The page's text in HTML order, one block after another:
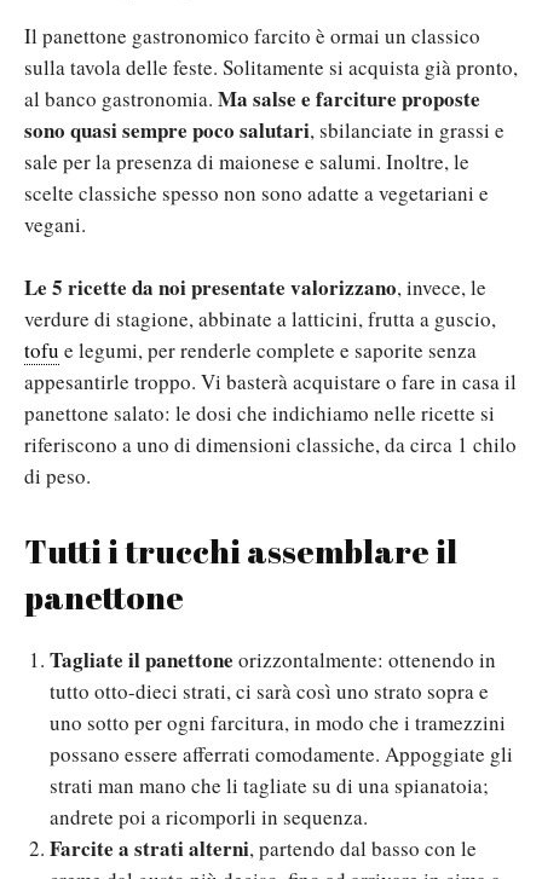
Il panettone gastronomico farcito è ormai un classico
sulla tavola delle feste. Solitamente si acquista già pronto,
al banco gastronomia. Ma salse e farciture proposte
sono quasi sempre poco salutari, sbilanciate in grassi e
sale per la presenza di maionese e salumi. Inoltre, le
scelte classiche spesso non sono adatte a vegetariani e
vegani.
Le 5 ricette da noi presentate valorizzano, invece, le
verdure di stagione, abbinate a latticini, frutta a guscio,
tofu e legumi, per renderle complete e saporite senza
appesantirle troppo. Vi basterà acquistare o fare in casa il
panettone salato: le dosi che indichiamo nelle ricette si
riferiscono a uno di dimensioni classiche, da circa 1 chilo
di peso.
Tutti i trucchi assemblare il
panettone
Tagliate il panettone orizzontalmente: ottenendo in
tutto otto-dieci strati, ci sarà così uno strato sopra e
uno sotto per ogni farcitura, in modo che i tramezzini
possano essere afferrati comodamente. Appoggiate gli
strati man mano che li tagliate su di una spianatoia;
andrete poi a ricomporli in sequenza.
Farcite a strati alterni, partendo dal basso con le